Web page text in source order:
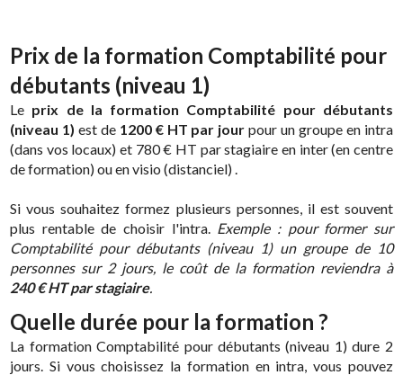
Prix de la formation Comptabilité pour
débutants (niveau 1)
Le prix de la formation Comptabilité pour débutants
(niveau 1) est de 1200 € HT par jour pour un groupe en intra
(dans vos locaux) et 780 € HT par stagiaire en inter (en centre
de formation) ou en visio (distanciel) .
Si vous souhaitez formez plusieurs personnes, il est souvent
plus rentable de choisir l'intra. Exemple : pour former sur
Comptabilité pour débutants (niveau 1) un groupe de 10
personnes sur 2 jours, le coût de la formation reviendra à
240 € HT par stagiaire.
Quelle durée pour la formation ?
La formation Comptabilité pour débutants (niveau 1) dure 2
jours. Si vous choisissez la formation en intra, vous pouvez